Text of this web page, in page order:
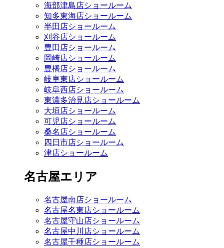
海部津島店ショールーム
知多東海店ショールーム
半田店ショールーム
刈谷店ショールーム
豊田店ショールーム
岡崎店ショールーム
豊橋店ショールーム
岐阜東店ショールーム
岐阜西店ショールーム
東濃多治見店ショールーム
大垣店ショールーム
可児店ショールーム
桑名店ショールーム
四日市店ショールーム
津店ショールーム
名古屋エリア
名古屋南店ショールーム
名古屋名東店ショールーム
名古屋守山店ショールーム
名古屋中川店ショールーム
名古屋千種店ショールーム